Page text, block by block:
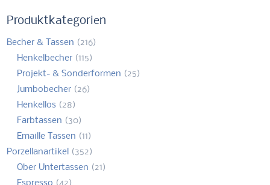
Produktkategorien
Becher & Tassen (216)
Henkelbecher (115)
Projekt- & Sonderformen (25)
Jumbobecher (26)
Henkellos (28)
Farbtassen (30)
Emaille Tassen (11)
Porzellanartikel (352)
Ober Untertassen (21)
Espresso (42)